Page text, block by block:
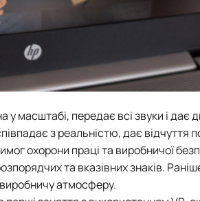
у масштабі, передає всі звуки і
з реальністю, дає відчуття
охорони праці та виробничої
та вказівних знаків.
атмосферу.